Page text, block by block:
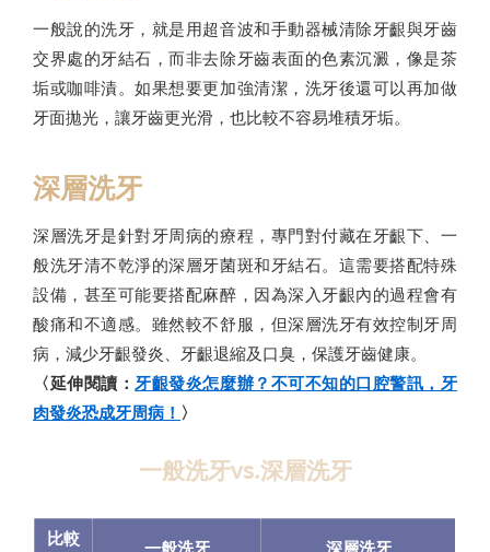
一般說的洗牙，就是用超音波和手動器械清除牙齦與牙齒
交界處的牙結石，而非去除牙齒表面的色素沉澱，像是茶
垢或咖啡漬。如果想要更加強清潔，洗牙後還可以再加做
牙面拋光，讓牙齒更光滑，也比較不容易堆積牙垢。
深層洗牙
深層洗牙是針對牙周病的療程，專門對付藏在牙齦下、一
般洗牙清不乾淨的深層牙菌斑和牙結石。這需要搭配特殊
設備，甚至可能要搭配麻醉，因為深入牙齦內的過程會有
酸痛和不適感。雖然較不舒服，但深層洗牙有效控制牙周
病，減少牙齦發炎、牙齦退縮及口臭，保護牙齒健康。
〈延伸閱讀： 牙齦發炎怎麼辦？不可不知的口腔警訊，牙
肉發炎恐成牙周病！ 〉
一般洗牙vs.深層洗牙
比較
一般洗牙 深層洗牙